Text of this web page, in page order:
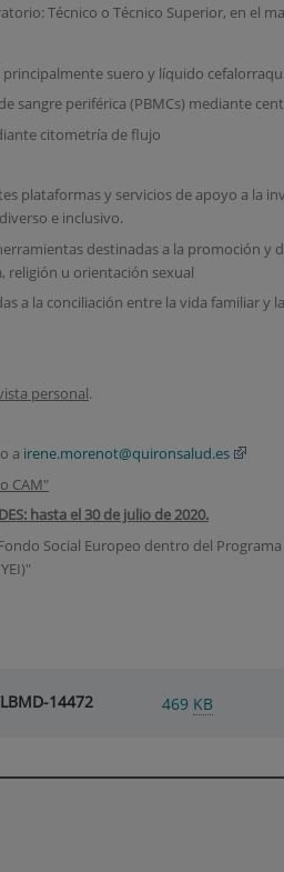
Técnico o Técnico Superior, en el
suero y líquido
sangre periférica (PBMCs) mediante
citometría de flujo
plataformas y servicios de apoyo a la
e inclusivo.
destinadas a la promoción
religión u orientación sexual
a la conciliación entre la vida familiar
personal.
a irene.morenot@quironsalud.es
CAM"
hasta el 30 de julio de 2020.
Social Europeo dentro del
14472 469 KB